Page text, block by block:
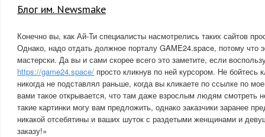
Блог им. Newsmake
Конечно вы, как Ай-Ти специалисты насмотрелись таких сайтов
Однако, надо отдать должное порталу GAME24.space, потому что
мастерски. Да вы и сами скорее всего это заметите, если
https://game24.space/ просто кликнув по ней курсором. Не бойтесь
никогда не подставлял раньше, когда вы кликаете по ссылке по
вами такое открывается, что там даже взрослым людям смотреть
такие картинки могу вам предложить, однако заказчики заранее
никакой отсебятины и ваших шуток с раздетыми женщинами и
заказу!»